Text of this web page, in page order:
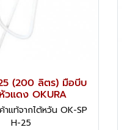
(200 ลิตร) มือบีบ
วแดง OKURA
าแท้จากไต้หวัน OK-SP
H-25